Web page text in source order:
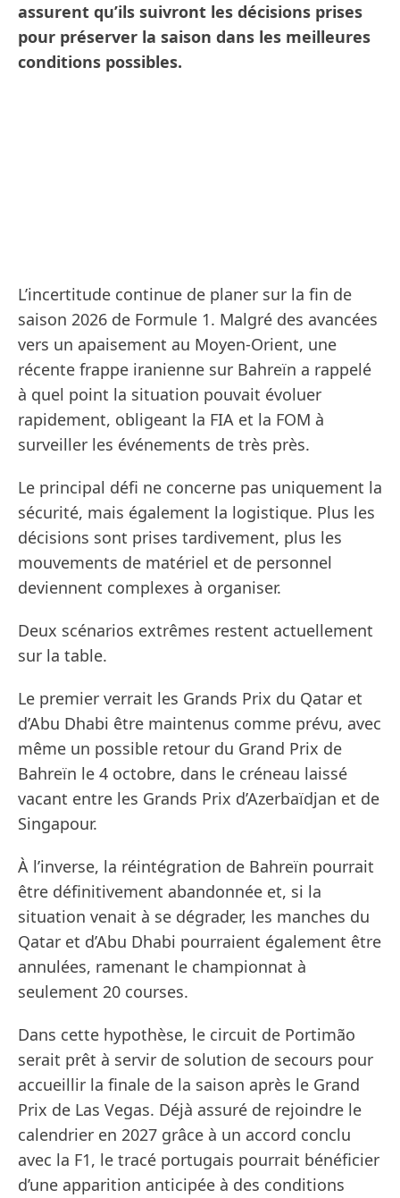
assurent qu’ils suivront les décisions prises
pour préserver la saison dans les meilleures
conditions possibles.
L’incertitude continue de planer sur la fin de
saison 2026 de Formule 1. Malgré des avancées
vers un apaisement au Moyen-Orient, une
récente frappe iranienne sur Bahreïn a rappelé
à quel point la situation pouvait évoluer
rapidement, obligeant la FIA et la FOM à
surveiller les événements de très près.
Le principal défi ne concerne pas uniquement la
sécurité, mais également la logistique. Plus les
décisions sont prises tardivement, plus les
mouvements de matériel et de personnel
deviennent complexes à organiser.
Deux scénarios extrêmes restent actuellement
sur la table.
Le premier verrait les Grands Prix du Qatar et
d’Abu Dhabi être maintenus comme prévu, avec
même un possible retour du Grand Prix de
Bahreïn le 4 octobre, dans le créneau laissé
vacant entre les Grands Prix d’Azerbaïdjan et de
Singapour.
À l’inverse, la réintégration de Bahreïn pourrait
être définitivement abandonnée et, si la
situation venait à se dégrader, les manches du
Qatar et d’Abu Dhabi pourraient également être
annulées, ramenant le championnat à
seulement 20 courses.
Dans cette hypothèse, le circuit de Portimão
serait prêt à servir de solution de secours pour
accueillir la finale de la saison après le Grand
Prix de Las Vegas. Déjà assuré de rejoindre le
calendrier en 2027 grâce à un accord conclu
avec la F1, le tracé portugais pourrait bénéficier
d’une apparition anticipée à des conditions